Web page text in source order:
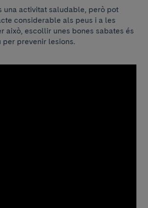
una activitat saludable, però pot
considerable als peus i a les
això, escollir unes bones sabates és
per prevenir lesions.